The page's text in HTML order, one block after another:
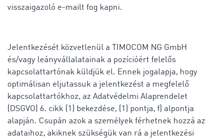
visszaigazoló e-mailt fog kapni.
Jelentkezését közvetlenül a TIMOCOM NG GmbH
és/vagy leányvállalatainak a pozícióért felelős
kapcsolattartónak küldjük el. Ennek jogalapja, hogy
optimálisan eljutassuk a jelentkezést a megfelelő
kapcsolattartókhoz, az Adatvédelmi Alaprendelet
(DSGVO) 6. cikk (1) bekezdése, (1) pontja, f) alpontja
alapján. Csupán azok a személyek férhetnek hozzá az
adataihoz, akiknek szükségük van rá a jelentkezési